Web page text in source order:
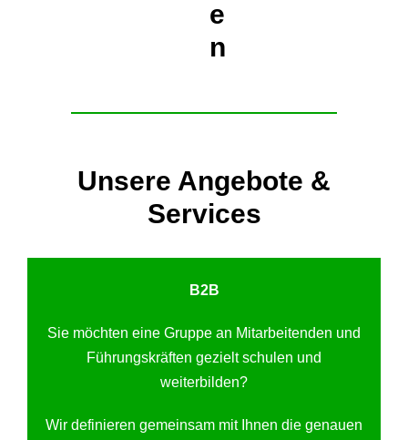
e
n
Unsere Angebote &
Services
B2B
Sie möchten eine Gruppe an Mitarbeitenden und
Führungskräften gezielt schulen und
weiterbilden?
Wir definieren gemeinsam mit Ihnen die genauen